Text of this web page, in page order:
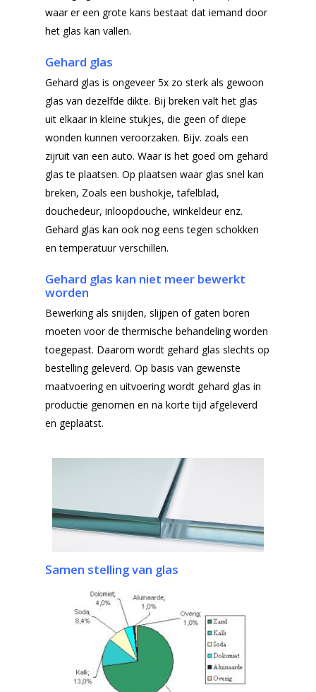
waar er een grote kans bestaat dat iemand door
het glas kan vallen.
Gehard glas
Gehard glas is ongeveer 5x zo sterk als gewoon
glas van dezelfde dikte. Bij breken valt het glas
uit elkaar in kleine stukjes, die geen of diepe
wonden kunnen veroorzaken. Bijv. zoals een
zijruit van een auto. Waar is het goed om gehard
glas te plaatsen. Op plaatsen waar glas snel kan
breken, Zoals een bushokje, tafelblad,
douchedeur, inloopdouche, winkeldeur enz.
Gehard glas kan ook nog eens tegen schokken
en temperatuur verschillen.
Gehard glas kan niet meer bewerkt
worden
Bewerking als snijden, slijpen of gaten boren
moeten voor de thermische behandeling worden
toegepast. Daarom wordt gehard glas slechts op
bestelling geleverd. Op basis van gewenste
maatvoering en uitvoering wordt gehard glas in
productie genomen en na korte tijd afgeleverd
en geplaatst.
Samen stelling van glas
Home
Producten
Ventilatieroosters
Gelaagd glas
Gehard glas
Enkelglas
Glas in lood
Subsidie glas
Projecten
Algemene